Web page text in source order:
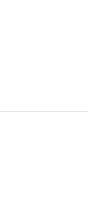
обновить
аксессуаров.
обуви в
млрд пар, -
вестнике